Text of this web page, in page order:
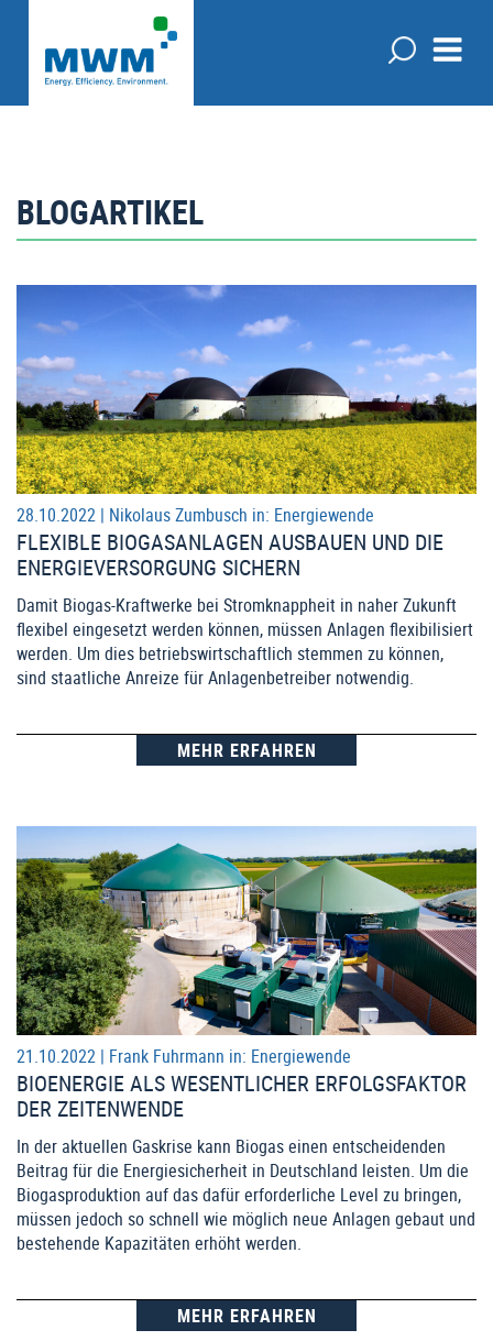
BLOGARTIKEL
28.10.2022 | Nikolaus Zumbusch in: Energiewende
FLEXIBLE BIOGASANLAGEN AUSBAUEN UND DIE
ENERGIEVERSORGUNG SICHERN
Damit Biogas-Kraftwerke bei Stromknappheit in naher Zukunft
flexibel eingesetzt werden können, müssen Anlagen flexibilisiert
werden. Um dies betriebswirtschaftlich stemmen zu können,
sind staatliche Anreize für Anlagenbetreiber notwendig.
MEHR ERFAHREN
21.10.2022 | Frank Fuhrmann in: Energiewende
BIOENERGIE ALS WESENTLICHER ERFOLGSFAKTOR
DER ZEITENWENDE
In der aktuellen Gaskrise kann Biogas einen entscheidenden
Beitrag für die Energiesicherheit in Deutschland leisten. Um die
Biogasproduktion auf das dafür erforderliche Level zu bringen,
müssen jedoch so schnell wie möglich neue Anlagen gebaut und
bestehende Kapazitäten erhöht werden.
MEHR ERFAHREN